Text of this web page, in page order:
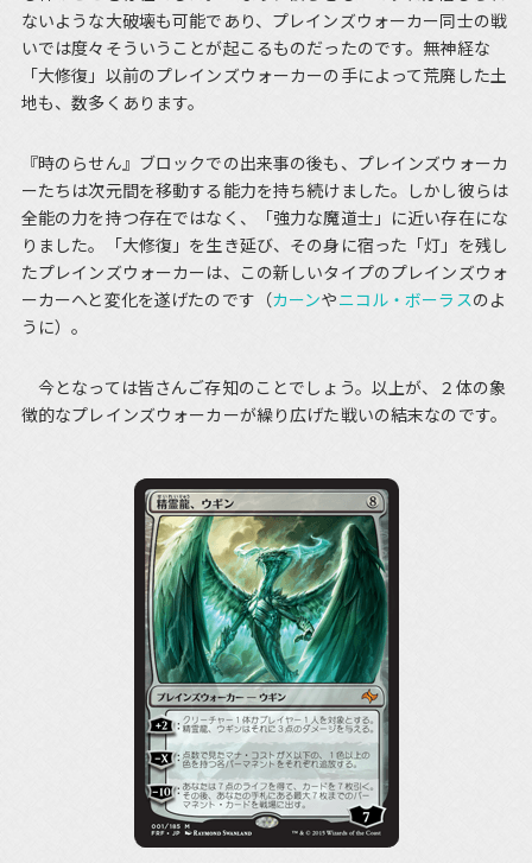
ないような大破壊も可能であり、プレインズウォーカー同士の戦
いでは度々そういうことが起こるものだったのです。無神経な
「大修復」以前のプレインズウォーカーの手によって荒廃した土
地も、数多くあります。
『時のらせん』ブロックでの出来事の後も、プレインズウォーカ
ーたちは次元間を移動する能力を持ち続けました。しかし彼らは
全能の力を持つ存在ではなく、「強力な魔道士」に近い存在にな
りました。「大修復」を生き延び、その身に宿った「灯」を残し
たプレインズウォーカーは、この新しいタイプのプレインズウォ
ーカーへと変化を遂げたのです（カーンやニコル・ボーラスのよ
うに）。
今となっては皆さんご存知のことでしょう。以上が、２体の象
徴的なプレインズウォーカーが繰り広げた戦いの結末なのです。